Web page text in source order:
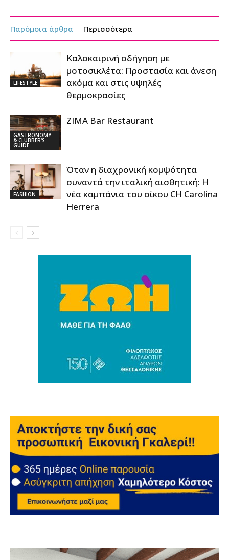
Παρόμοια άρθρα Περισσότερα
LIFESTYLE
Καλοκαιρινή οδήγηση με
μοτοσικλέτα: Προστασία και άνεση
ακόμα και στις υψηλές
θερμοκρασίες
GASTRONOMY
& CLUBBER'S
GUIDE
ZIMA Bar Restaurant
FASHION
Όταν η διαχρονική κομψότητα
συναντά την ιταλική αισθητική: Η
νέα καμπάνια του οίκου CH Carolina
Herrera